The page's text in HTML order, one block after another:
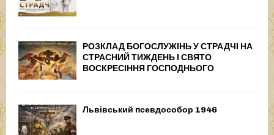
РОЗКЛАД БОГОСЛУЖІНЬ У СТРАДЧІ НА
СТРАСНИЙ ТИЖДЕНЬ І СВЯТО
ВОСКРЕСІННЯ ГОСПОДНЬОГО
Львівський псевдособор 1946